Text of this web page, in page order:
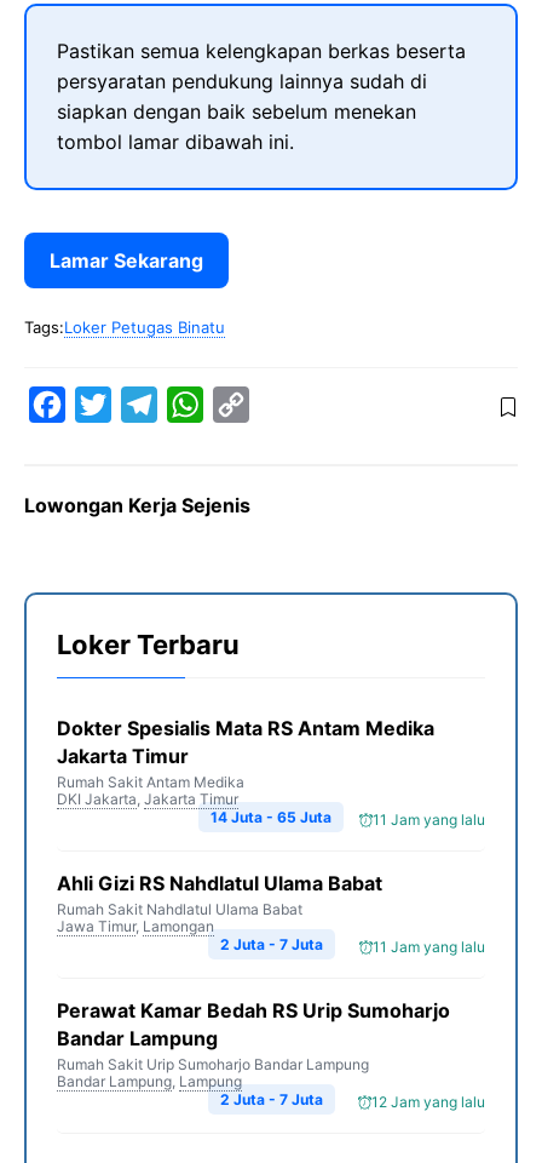
Pastikan semua kelengkapan berkas beserta
persyaratan pendukung lainnya sudah di
siapkan dengan baik sebelum menekan
tombol lamar dibawah ini.
Lamar Sekarang
Tags:Loker Petugas Binatu
e
o
k
t
e
e
r
m
W
t
A
p
y
i
Lowongan Kerja Sejenis
Loker Terbaru
Dokter Spesialis Mata RS Antam Medika
Jakarta Timur
Rumah Sakit Antam Medika
DKI Jakarta, Jakarta Timur
11 Jam yang lalu
14 Juta - 65 Juta
Ahli Gizi RS Nahdlatul Ulama Babat
Rumah Sakit Nahdlatul Ulama Babat
Jawa Timur, Lamongan
11 Jam yang lalu
2 Juta - 7 Juta
Perawat Kamar Bedah RS Urip Sumoharjo
Bandar Lampung
Rumah Sakit Urip Sumoharjo Bandar Lampung
Bandar Lampung, Lampung
12 Jam yang lalu
2 Juta - 7 Juta